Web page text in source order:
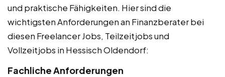
und praktische Fähigkeiten. Hier sind die
wichtigsten Anforderungen an Finanzberater bei
diesen Freelancer Jobs, Teilzeitjobs und
Vollzeitjobs in Hessisch Oldendorf:
Fachliche Anforderungen